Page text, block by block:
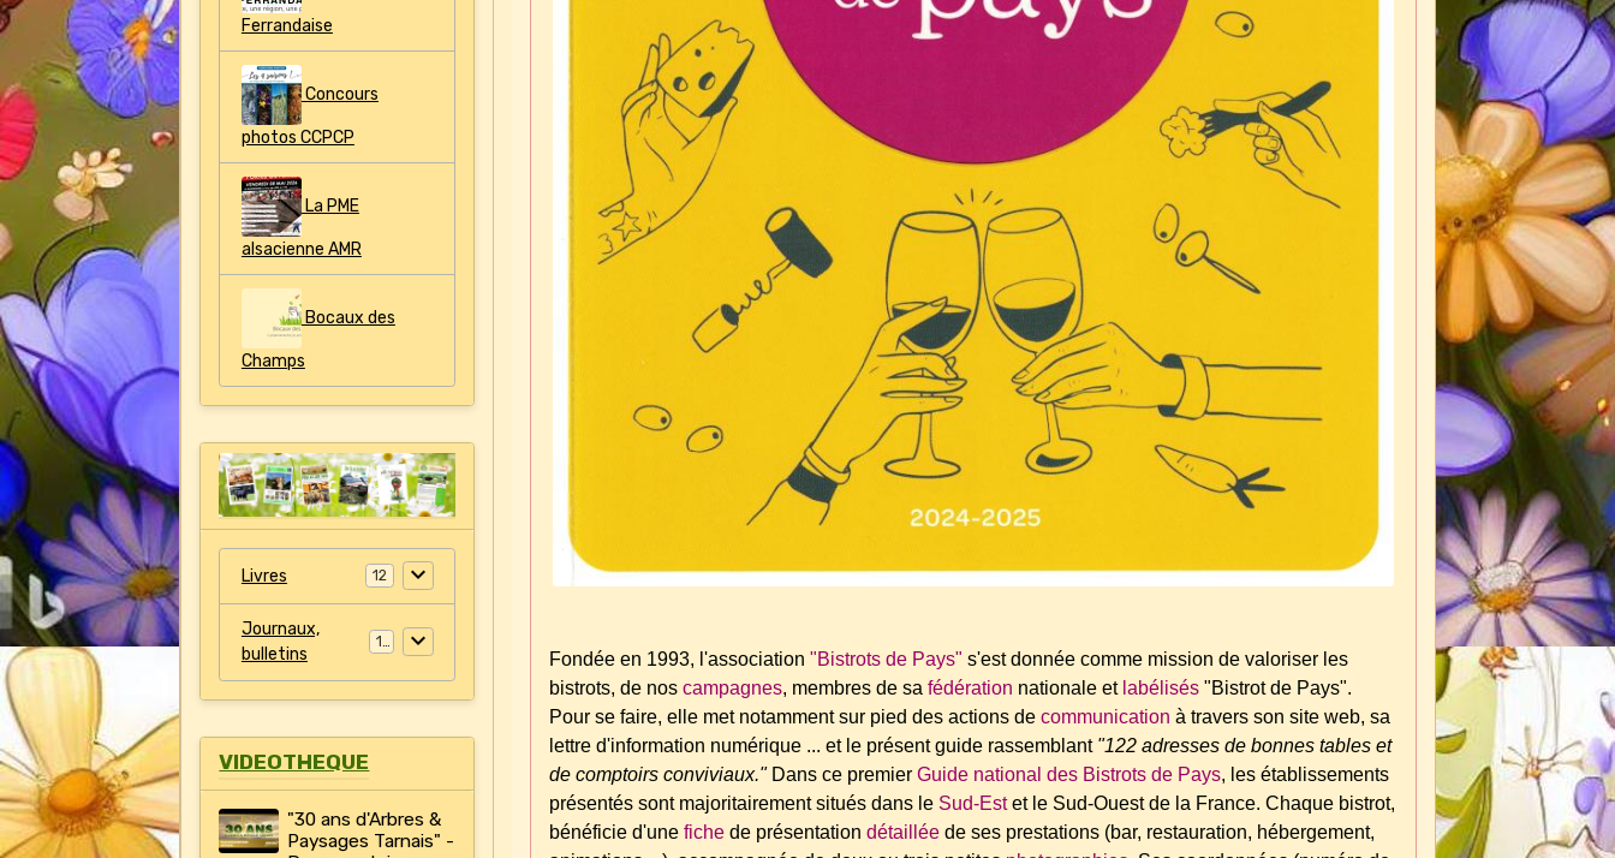
Fondée en 1993, l'association"Bistrots de Pays"s'est donnée comme mission de valoriser les
bistrots, de noscampagnes, membres de sa fédération nationale etlabélisés"Bistrot de Pays".
Pour se faire, elle met notamment sur pied des actions decommunication à travers son site web, sa
lettre d'information numérique ... et le présent guide rassemblant "122 adresses de bonnes tables et
de comptoirs conviviaux." Dans ce premierGuide national des Bistrots de Pays, les établissements
présentés sont majoritairement situés dans le Sud-Estet le Sud-Ouest de la France. Chaque bistrot,
bénéficie d'unefiche de présentationdétaillée de ses prestations (bar, restauration, hébergement,
Ferrandaise
Concours
photos CCPCP
La PME
alsacienne AMR
Bocaux des
Champs
Livres 12
Journaux,
bulletins
11
VIDEOTHEQUE
"30 ans d'Arbres &
Paysages Tarnais" -